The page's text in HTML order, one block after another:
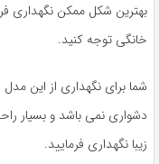
بهترین شکل ممکن نگهداری
خانگی توجه کنید.
شما برای نگهداری از این
دشواری نمی باشد و بسیار
زیبا نگهداری فرمایید.